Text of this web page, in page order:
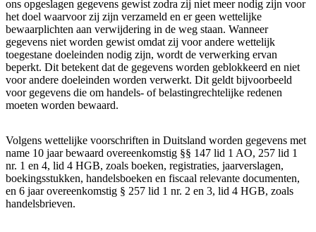
ons opgeslagen gegevens gewist zodra zij niet meer nodig zijn voor
het doel waarvoor zij zijn verzameld en er geen wettelijke
bewaarplichten aan verwijdering in de weg staan. Wanneer
gegevens niet worden gewist omdat zij voor andere wettelijk
toegestane doeleinden nodig zijn, wordt de verwerking ervan
beperkt. Dit betekent dat de gegevens worden geblokkeerd en niet
voor andere doeleinden worden verwerkt. Dit geldt bijvoorbeeld
voor gegevens die om handels- of belastingrechtelijke redenen
moeten worden bewaard.
Volgens wettelijke voorschriften in Duitsland worden gegevens met
name 10 jaar bewaard overeenkomstig §§ 147 lid 1 AO, 257 lid 1
nr. 1 en 4, lid 4 HGB, zoals boeken, registraties, jaarverslagen,
boekingsstukken, handelsboeken en fiscaal relevante documenten,
en 6 jaar overeenkomstig § 257 lid 1 nr. 2 en 3, lid 4 HGB, zoals
handelsbrieven.